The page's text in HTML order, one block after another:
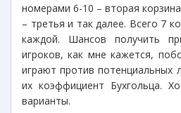
номерами 6-10 – вторая
– третья и так далее. Всего 7
каждой. Шансов получить
игроков, как мне кажется,
играют против потенциальных
их коэффициент Бухгольца.
варианты.